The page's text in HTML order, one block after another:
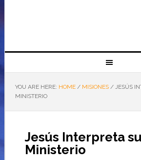
YOU ARE HERE: HOME / MISIONES /JESÚS
MINISTERIO
Jesús Interpreta su
Ministerio